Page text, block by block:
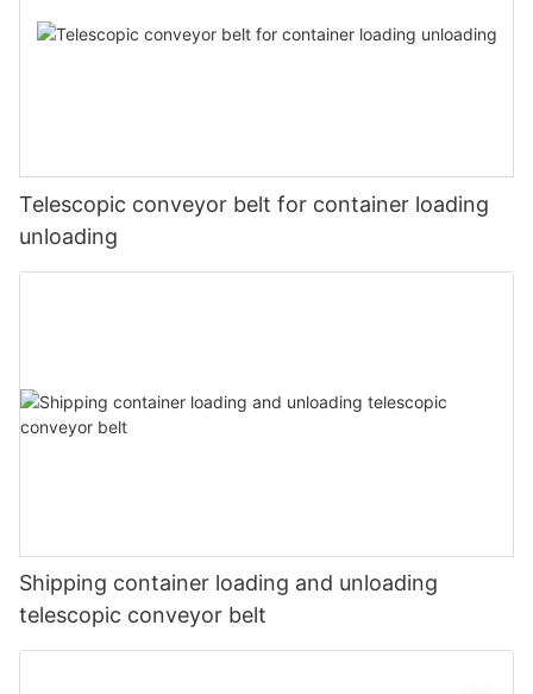
Telescopic conveyor belt for container loading
unloading
Shipping container loading and unloading
telescopic conveyor belt